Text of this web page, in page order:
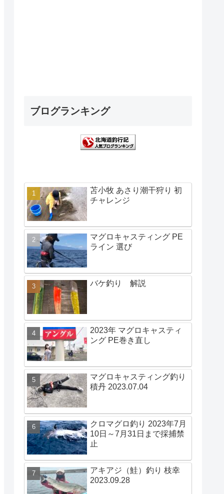
ブログランキング
苫小牧 あさり潮干狩り 初
チャレンジ
マグロキャスティング PE
ライン 選び
バケ釣り 解説
2023年 マグロキャスティ
ング PE巻き直し
マグロキャスティング釣り
積丹 2023.07.04
クロマグロ釣り 2023年7月
10日～7月31日まで採捕禁
止
アキアジ（鮭）釣り 枝幸
2023.09.28